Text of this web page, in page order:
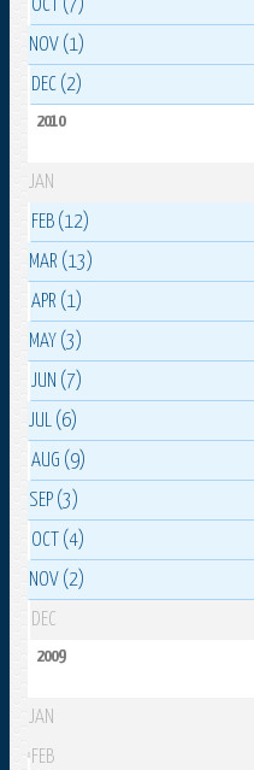
OCT (7)
NOV (1)
DEC (2)
2010
JAN
FEB (12)
MAR (13)
APR (1)
MAY (3)
JUN (7)
JUL (6)
AUG (9)
SEP (3)
OCT (4)
NOV (2)
DEC
2009
JAN
FEB